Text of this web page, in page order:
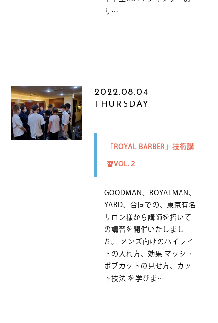
り…
2022.08.04
THURSDAY
「ROYAL BARBER」技術講
習VOL.２
GOODMAN、ROYALMAN、
YARD、合同での、東京有名
サロン様から講師を招いて
の講習を開催いたしまし
た。 メンズ向けのハイライ
トの入れ方、効果 マッシュ
ボブカットの見せ方、カッ
ト技法 を学びま…